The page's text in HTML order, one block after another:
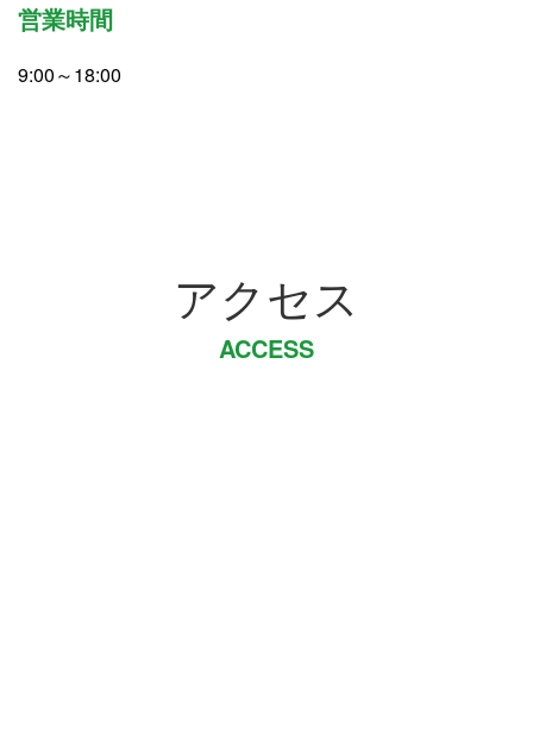
営業時間
9:00～18:00
アクセス
ACCESS